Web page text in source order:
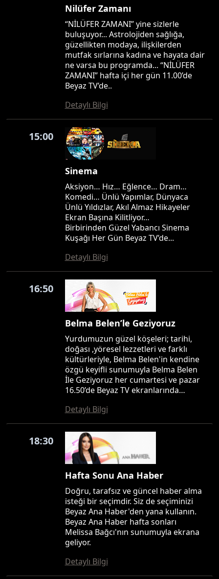
Nilüfer Zamanı
“NİLÜFER ZAMANI” yine sizlerle
buluşuyor... Astrolojiden sağlığa,
güzellikten modaya, ilişkilerden
mutfak sırlarına kadına ve hayata dair
ne varsa bu programda... “NİLÜFER
ZAMANI” hafta içi her gün 11.00’de
Beyaz TV’de..
Detaylı Bilgi
15:00
Sinema
Aksiyon… Hız… Eğlence… Dram…
Komedi… Ünlü Yapımlar, Dünyaca
Ünlü Yıldızlar, Akıl Almaz Hikayeler
Ekran Başına Kilitliyor…
Birbirinden Güzel Yabancı Sinema
Kuşağı Her Gün Beyaz TV’de...
Detaylı Bilgi
16:50
Belma Belen’le Geziyoruz
Yurdumuzun güzel köşeleri; tarihi,
doğası ,yöresel lezzetleri ve farklı
kültürleriyle, Belma Belen'in kendine
özgü keyifli sunumuyla Belma Belen
İle Geziyoruz her cumartesi ve pazar
16.50’de Beyaz TV ekranlarında…
Detaylı Bilgi
18:30
Hafta Sonu Ana Haber
Doğru, tarafsız ve güncel haber alma
isteği bir seçimdir. Siz de seçiminizi
Beyaz Ana Haber'den yana kullanın.
Beyaz Ana Haber hafta sonları
Melissa Bağcı'nın sunumuyla ekrana
geliyor.
Detaylı Bilgi